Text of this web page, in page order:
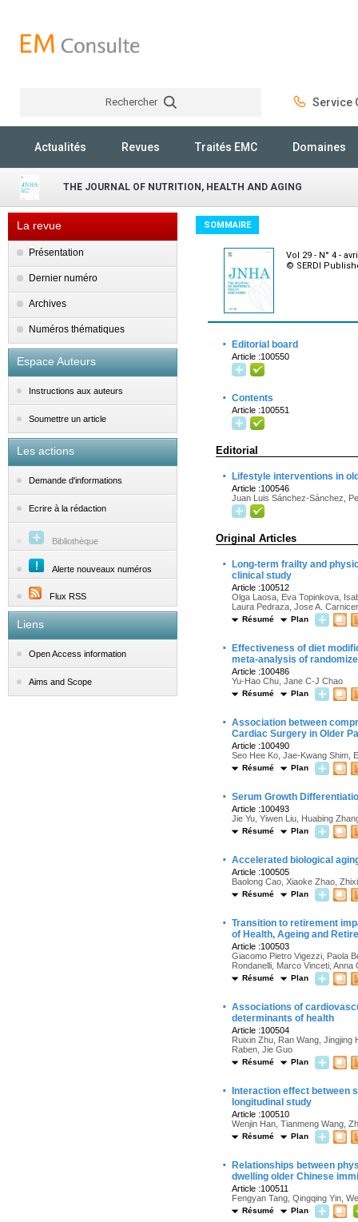
Rechercher Service
Actualités Revues Traités EMC Domaines
THE JOURNAL OF NUTRITION, HEALTH AND AGING
La revue
Présentation
Dernier numéro
Archives
Numéros thématiques
Espace Auteurs
Instructions aux auteurs
Soumettre un article
Les actions
Demande d'informations
Ecrire à la rédaction
Bibliothèque
Alerte nouveaux numéros
Flux RSS
Liens
Open Access information
Aims and Scope
SOMMAIRE
Vol 29 - N° 4 -
© SERDI
· Editorial board
Article :100550
· Contents
Article :100551
Editorial
· Lifestyle interventions in
Article :100546
Juan Luis Sánchez-Sánchez,
Original Articles
·
Long-term frailty and
clinical study
Article :100512
Olga Laosa, Eva Topinkova,
Laura Pedraza, Jose A.
Résumé Plan
·
Effectiveness of diet
meta-analysis of
Article :100486
Yu-Hao Chu, Jane C-J Chao
Résumé Plan
· Association between
Cardiac Surgery in Older
Article :100490
Seo Hee Ko, Jae-Kwang Shim,
Résumé Plan
· Serum Growth
Article :100493
Jie Yu, Yiwen Liu, Huabing
Résumé Plan
· Accelerated biological
Article :100505
Baolong Cao, Xiaoke Zhao,
Résumé Plan
· Transition to retirement
of Health, Ageing and
Article :100503
Giacomo Pietro Vigezzi, Paola
Rondanelli, Marco Vinceti, Anna
Résumé Plan
· Associations of
determinants of health
Article :100504
Ruixin Zhu, Ran Wang, Jingjing
Raben, Jie Guo
Résumé Plan
·
Interaction effect between
longitudinal study
Article :100510
Wenjin Han, Tianmeng Wang,
Résumé Plan
·
Relationships between
dwelling older Chinese
Article :100511
Fengyan Tang, Qingqing Yin,
Résumé Plan